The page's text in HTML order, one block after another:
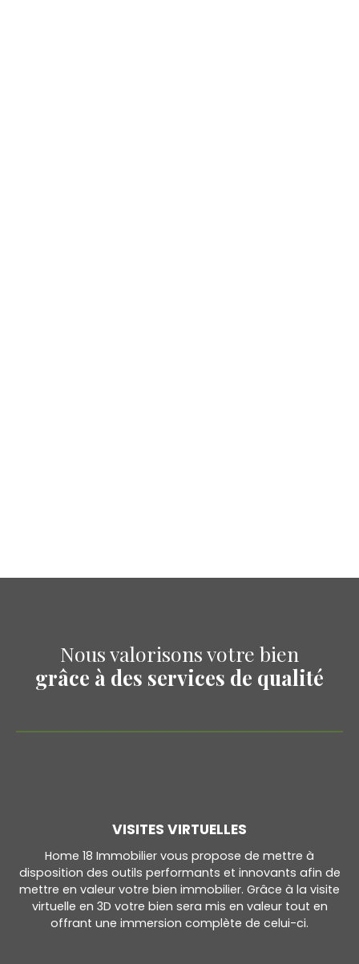
Nous valorisons votre bien
grâce à des services de qualité
VISITES VIRTUELLES
Home 18 Immobilier vous propose de mettre à
disposition des outils performants et innovants afin de
mettre en valeur votre bien immobilier. Grâce à la visite
virtuelle en 3D votre bien sera mis en valeur tout en
offrant une immersion complète de celui-ci.